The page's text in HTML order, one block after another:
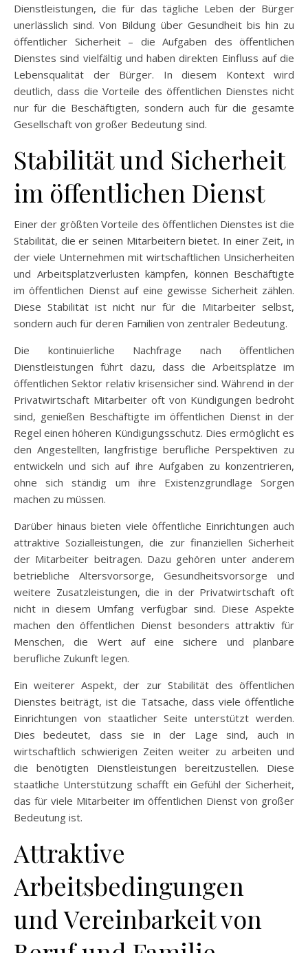
Dienstleistungen, die für das tägliche Leben der Bürger
unerlässlich sind. Von Bildung über Gesundheit bis hin zu
öffentlicher Sicherheit – die Aufgaben des öffentlichen
Dienstes sind vielfältig und haben direkten Einfluss auf die
Lebensqualität der Bürger. In diesem Kontext wird
deutlich, dass die Vorteile des öffentlichen Dienstes nicht
nur für die Beschäftigten, sondern auch für die gesamte
Gesellschaft von großer Bedeutung sind.
Stabilität und Sicherheit
im öffentlichen Dienst
Einer der größten Vorteile des öffentlichen Dienstes ist die
Stabilität, die er seinen Mitarbeitern bietet. In einer Zeit, in
der viele Unternehmen mit wirtschaftlichen Unsicherheiten
und Arbeitsplatzverlusten kämpfen, können Beschäftigte
im öffentlichen Dienst auf eine gewisse Sicherheit zählen.
Diese Stabilität ist nicht nur für die Mitarbeiter selbst,
sondern auch für deren Familien von zentraler Bedeutung.
Die kontinuierliche Nachfrage nach öffentlichen
Dienstleistungen führt dazu, dass die Arbeitsplätze im
öffentlichen Sektor relativ krisensicher sind. Während in der
Privatwirtschaft Mitarbeiter oft von Kündigungen bedroht
sind, genießen Beschäftigte im öffentlichen Dienst in der
Regel einen höheren Kündigungsschutz. Dies ermöglicht es
den Angestellten, langfristige berufliche Perspektiven zu
entwickeln und sich auf ihre Aufgaben zu konzentrieren,
ohne sich ständig um ihre Existenzgrundlage Sorgen
machen zu müssen.
Darüber hinaus bieten viele öffentliche Einrichtungen auch
attraktive Sozialleistungen, die zur finanziellen Sicherheit
der Mitarbeiter beitragen. Dazu gehören unter anderem
betriebliche Altersvorsorge, Gesundheitsvorsorge und
weitere Zusatzleistungen, die in der Privatwirtschaft oft
nicht in diesem Umfang verfügbar sind. Diese Aspekte
machen den öffentlichen Dienst besonders attraktiv für
Menschen, die Wert auf eine sichere und planbare
berufliche Zukunft legen.
Ein weiterer Aspekt, der zur Stabilität des öffentlichen
Dienstes beiträgt, ist die Tatsache, dass viele öffentliche
Einrichtungen von staatlicher Seite unterstützt werden.
Dies bedeutet, dass sie in der Lage sind, auch in
wirtschaftlich schwierigen Zeiten weiter zu arbeiten und
die benötigten Dienstleistungen bereitzustellen. Diese
staatliche Unterstützung schafft ein Gefühl der Sicherheit,
das für viele Mitarbeiter im öffentlichen Dienst von großer
Bedeutung ist.
Attraktive
Arbeitsbedingungen
und Vereinbarkeit von